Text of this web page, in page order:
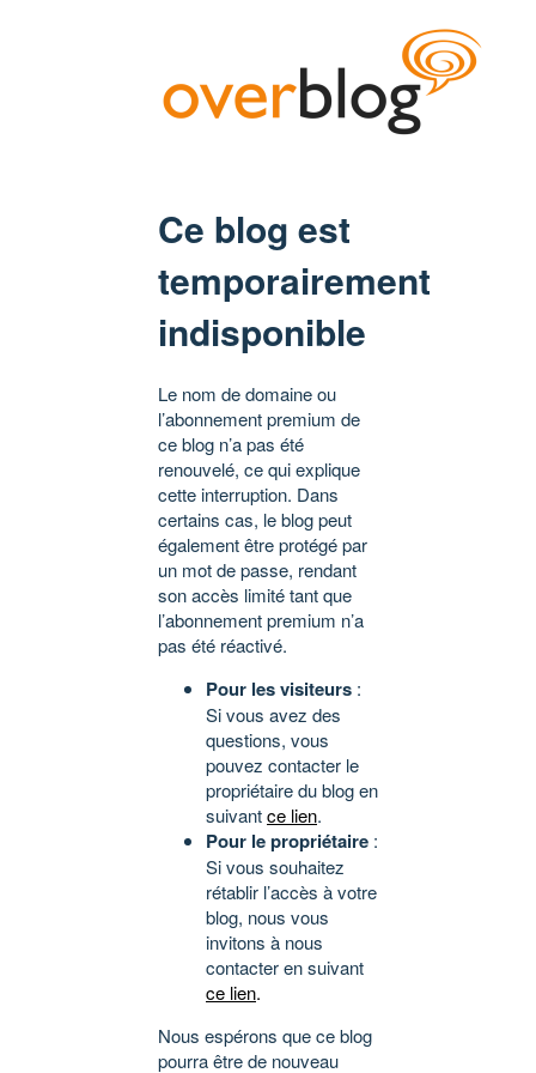
Ce blog est
temporairement
indisponible
Le nom de domaine ou
l’abonnement premium de
ce blog n’a pas été
renouvelé, ce qui explique
cette interruption. Dans
certains cas, le blog peut
également être protégé par
un mot de passe, rendant
son accès limité tant que
l’abonnement premium n’a
pas été réactivé.
Pour les visiteurs :
Si vous avez des
questions, vous
pouvez contacter le
propriétaire du blog en
suivantce lien.
Pour le propriétaire :
Si vous souhaitez
rétablir l’accès à votre
blog, nous vous
invitons à nous
contacter en suivant
ce lien.
Nous espérons que ce blog
pourra être de nouveau